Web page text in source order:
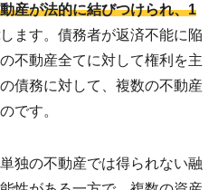
産が法的に結びつけられ、1
します。債務者が返済不能に陥
不動産全てに対して権利を主
債務に対して、複数の不動産
です。
独の不動産では得られない融